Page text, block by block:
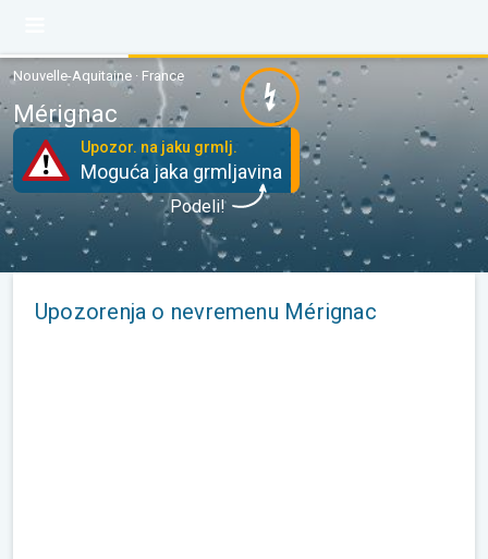
Nouvelle-Aquitaine · France
Mérignac
Upozor. na jaku grmlj.
Moguća jaka grmljavina
Podeli!
Upozorenja o nevremenu Mérignac